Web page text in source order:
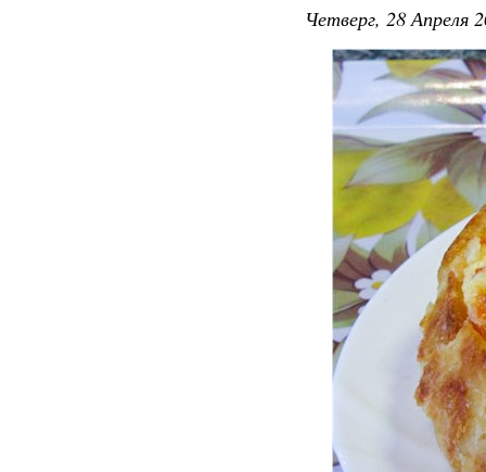
Четверг, 28 Апреля